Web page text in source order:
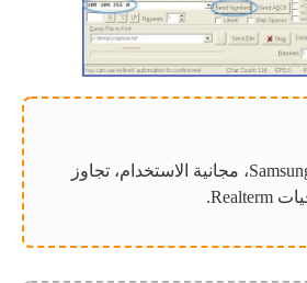
فعالة لأجهزة Samsung، مجانية الاستخدام، تجاوز